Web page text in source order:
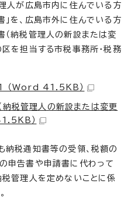
人が広島市内に住んでいる方
を、広島市外に住んでいる方
（納税管理人の新設または変
を担当する市税事務所・税務
（Word 41.5KB）
納税管理人の新設または変更
）
納税通知書等の受領、税額の
申告書や申請書に代わって
税管理人を定めないことに係